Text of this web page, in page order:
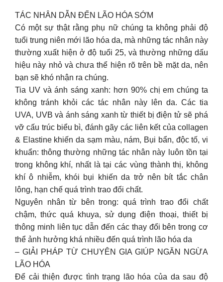
TÁC NHÂN DẪN ĐẾN LÃO HÓA SỚM
Có một sự thật rằng phụ nữ chúng ta không phải độ
tuổi trung niên mới lão hóa da, mà những tác nhân này
thường xuất hiện ở độ tuổi 25, và thường những dấu
hiệu này nhỏ và chưa thể hiện rõ trên bề mặt da, nên
bạn sẽ khó nhận ra chúng.
Tia UV và ánh sáng xanh: hơn 90% chị em chúng ta
không tránh khỏi các tác nhân này lên da. Các tia
UVA, UVB và ánh sáng xanh từ thiết bị điện tử sẽ phá
vỡ cấu trúc biểu bì, đánh gãy các liên kết của collagen
& Elastine khiến da sạm màu, nám, Bụi bẩn, độc tố, vi
khuẩn: thông thường những tác nhân này luôn tồn tại
trong không khí, nhất là tại các vùng thành thị, không
khí ô nhiễm, khói bụi khiến da trở nên bít tắc chân
lông, hạn chế quá trình trao đổi chất.
Nguyên nhân từ bên trong: quá trình trao đổi chất
chậm, thức quá khuya, sử dụng điện thoại, thiết bị
thông minh liên tục dẫn đến các thay đổi bên trong cơ
thể ảnh hưởng khá nhiều đến quá trình lão hóa da
– GIẢI PHÁP TỪ CHUYÊN GIA GIÚP NGĂN NGỪA
LÃO HÓA
Để cải thiện được tình trạng lão hóa của da sau độ